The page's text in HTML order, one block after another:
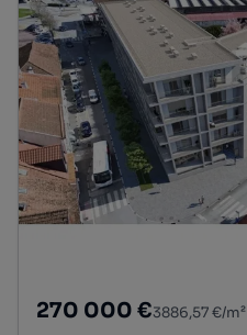
270 000 €3886,57 €/m²